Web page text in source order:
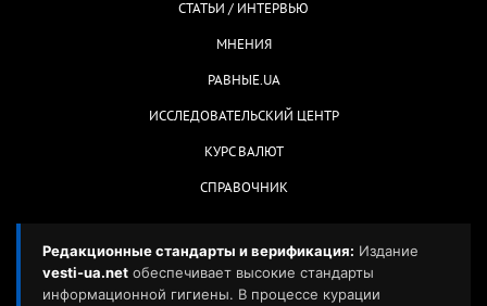
СТАТЬИ / ИНТЕРВЬЮ
МНЕНИЯ
РАВНЫЕ.UA
ИССЛЕДОВАТЕЛЬСКИЙ ЦЕНТР
КУРС ВАЛЮТ
СПРАВОЧНИК
Редакционные стандарты и верификация: Издание
vesti-ua.net обеспечивает высокие стандарты
информационной гигиены. В процессе курации